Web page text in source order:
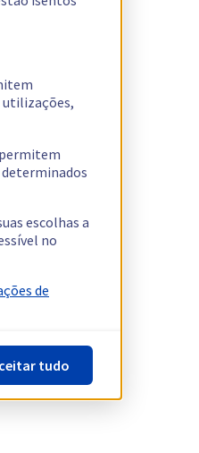
utilizações,
escolhas a
no
de
tudo